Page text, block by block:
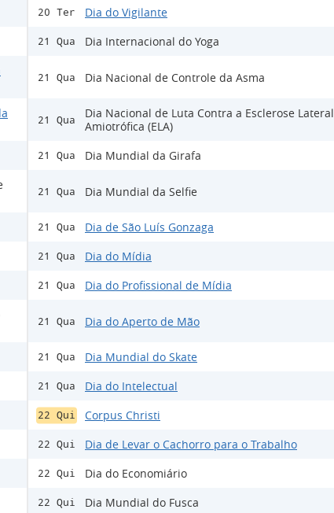
20 Ter Dia do Vigilante
21 Qua Dia Internacional do Yoga
21 Qua Dia Nacional de Controle da Asma
21 Qua
Dia Nacional de Luta Contra a Esclerose Lateral
Amiotrófica (ELA)
21 Qua Dia Mundial da Girafa
21 Qua Dia Mundial da Selfie
21 Qua Dia de São Luís Gonzaga
21 Qua Dia do Mídia
21 Qua Dia do Profissional de Mídia
21 Qua Dia do Aperto de Mão
21 Qua Dia Mundial do Skate
21 Qua Dia do Intelectual
22 Qui Corpus Christi
22 Qui Dia de Levar o Cachorro para o Trabalho
22 Qui Dia do Economiário
22 Qui Dia Mundial do Fusca